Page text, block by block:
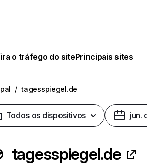
o tráfego do sitePrincipais sites
/ tagesspiegel.de
Todos os dispositivos jun.
tagesspiegel.de